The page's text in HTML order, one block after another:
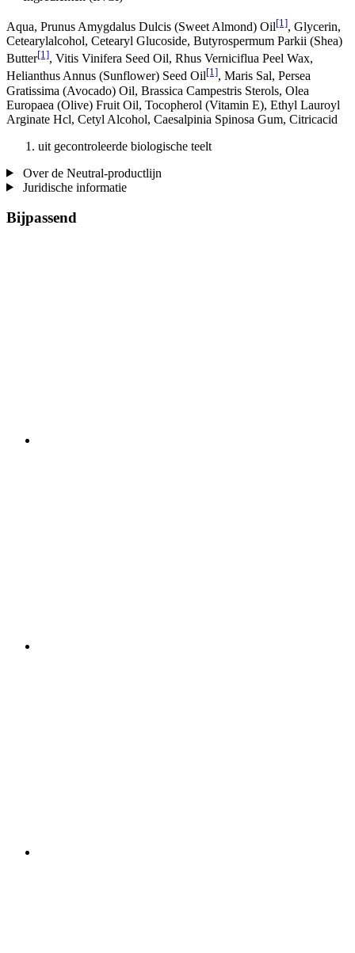
Aqua, Prunus Amygdalus Dulcis (Sweet Almond) Oil[1], Glycerin,
Cetearylalcohol, Cetearyl Glucoside, Butyrospermum Parkii (Shea)
Butter[1], Vitis Vinifera Seed Oil, Rhus Verniciflua Peel Wax,
Helianthus Annus (Sunflower) Seed Oil[1], Maris Sal, Persea
Gratissima (Avocado) Oil, Brassica Campestris Sterols, Olea
Europaea (Olive) Fruit Oil, Tocopherol (Vitamin E), Ethyl Lauroyl
Arginate Hcl, Cetyl Alcohol, Caesalpinia Spinosa Gum, Citricacid
uit gecontroleerde biologische teelt
Over de Neutral-productlijn
Juridische informatie
Bijpassend